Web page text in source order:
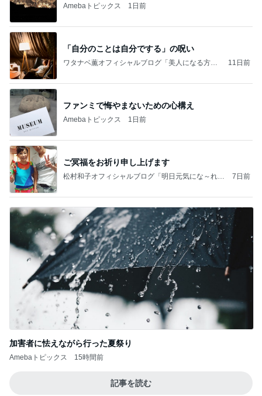
Amebaトピックス 1日前
「自分のことは自分でする」の呪い
ワタナベ薫オフィシャルブログ「美人になる方
11日前
ファンミで悔やまないための心構え
Amebaトピックス 1日前
ご冥福をお祈り申し上げます
松村和子オフィシャルブログ「明日元気にな～れ」
7日前
加害者に怯えながら行った夏祭り
Amebaトピックス 15時間前
記事を読む